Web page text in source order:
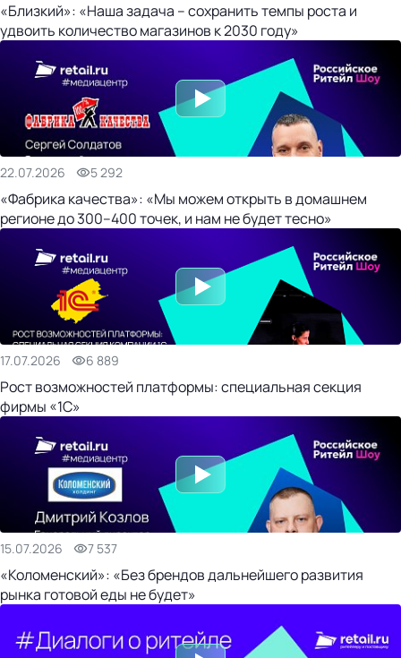
«Близкий»: «Наша задача – сохранить темпы роста и
удвоить количество магазинов к 2030 году»
22.07.2026 5 292
«Фабрика качества»: «Мы можем открыть в домашнем
регионе до 300–400 точек, и нам не будет тесно»
17.07.2026 6 889
Рост возможностей платформы: специальная секция
фирмы «1С»
15.07.2026 7 537
«Коломенский»: «Без брендов дальнейшего развития
рынка готовой еды не будет»